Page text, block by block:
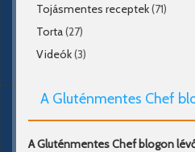
Tojásmentes receptek(71)
Torta(27)
Videók(3)
A Gluténmentes Chef
A Gluténmentes Chef blogon